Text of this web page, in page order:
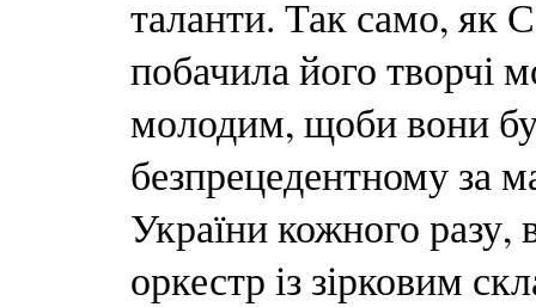
таланти. Так само, як
побачила його творчі
молодим, щоби вони
безпрецедентному за
України кожного разу,
оркестр із зірковим